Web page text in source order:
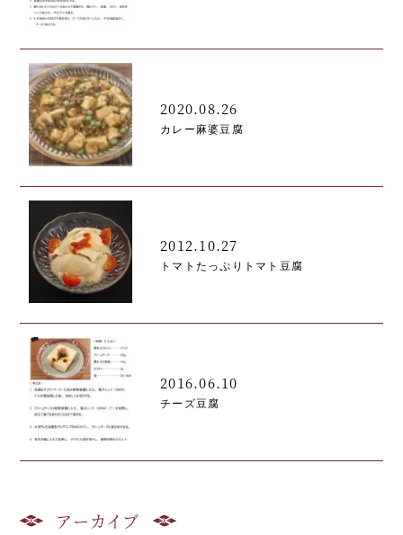
2020.08.26
カレー麻婆豆腐
2012.10.27
トマトたっぷりトマト豆腐
2016.06.10
チーズ豆腐
アーカイブ